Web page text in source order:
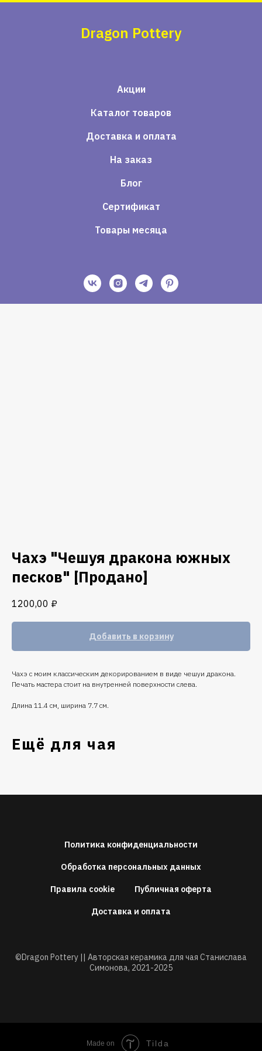
Dragon Pottery
Акции
Каталог товаров
Доставка и оплата
На заказ
Блог
Сертификат
Товары месяца
Чахэ "Чешуя дракона южных
песков" [Продано]
1200,00 ₽
Добавить в корзину
Чахэ с моим классическим декорированием в виде чешуи дракона.
Печать мастера стоит на внутренней поверхности слева.
Длина 11.4 см, ширина 7.7 см.
Ещё для чая
Политика конфиденциальности
Обработка персональных данных
Правила cookie Публичная оферта
Доставка и оплата
©Dragon Pottery || Авторская керамика для чая Станислава
Симонова, 2021-2025
Made on Tilda